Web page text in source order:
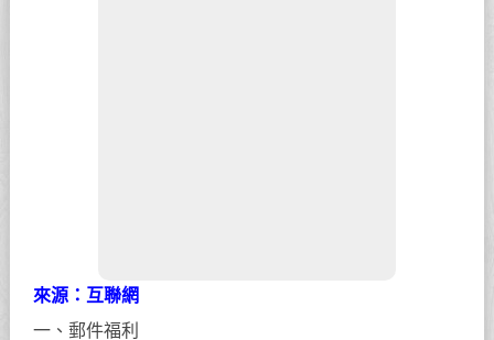
來源：互聯網
一、郵件福利